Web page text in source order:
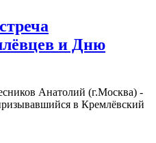
и Дню
Анатолий (г.Москва) -
в Кремлёвский